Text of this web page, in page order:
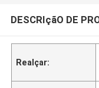
DESCRIçãO DE
Realçar: